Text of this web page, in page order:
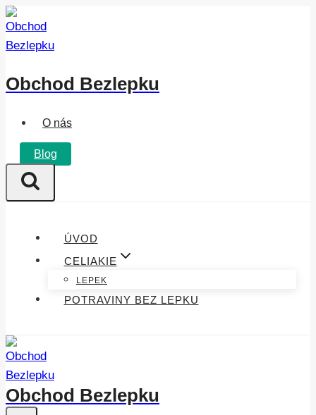
Přeskočit
na
obsah
Obchod Bezlepku
O nás
Blog
ÚVOD
CELIAKIE
LEPEK
POTRAVINY BEZ LEPKU
Obchod Bezlepku